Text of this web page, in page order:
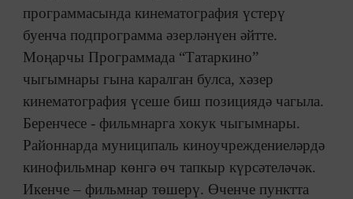
программасында кинематография үстерү
буенча подпрограмма әзерләнүен әйтте.
Моңарчы Программада “Татаркино”
чыгымнары гына каралган булса, хәзер
кинематография үсеше биш позициядә чагыла.
Беренчесе - фильмнарга хокук чыгымнары.
Районнарда муниципаль киноучреждениеләрдә
кинофильмнар көнгә өч тапкыр күрсәтеләчәк.
Икенче – фильмнар төшерү. Өченче пунктта